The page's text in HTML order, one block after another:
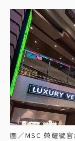
圖／MSC 榮耀號官